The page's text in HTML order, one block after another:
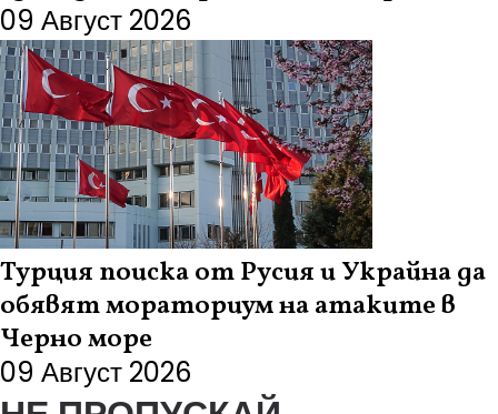
09 Август 2026
Турция поиска от Русия и Украйна да
обявят мораториум на атаките в
Черно море
09 Август 2026